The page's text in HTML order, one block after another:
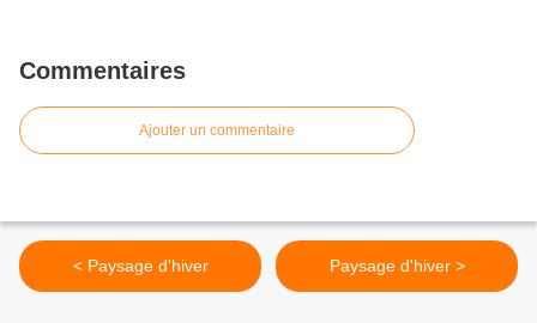
Commentaires
Ajouter un commentaire
< Paysage d'hiver Paysage d'hiver >